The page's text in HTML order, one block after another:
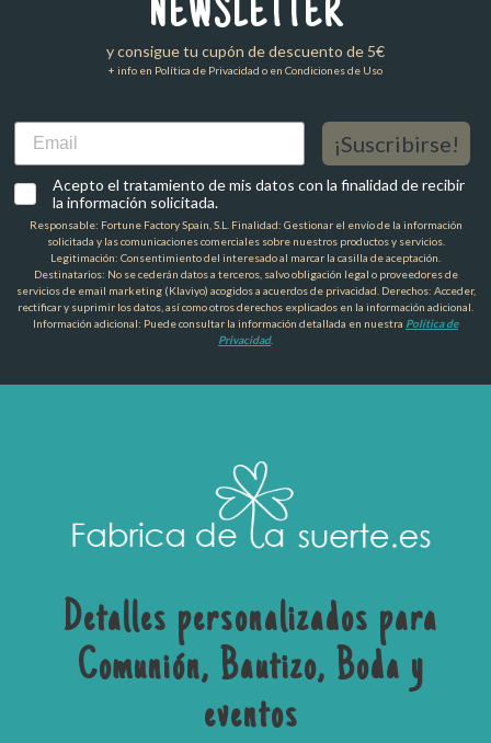
NEWSLETTER
y consigue tu cupón de descuento de 5€
+ info en Política de Privacidad o en Condiciones de Uso
Email
¡Suscribirse!
Acepto el tratamiento de mis datos con la finalidad de recibir
la información solicitada.
Responsable: Fortune Factory Spain, S.L. Finalidad: Gestionar el envío de la información
solicitada y las comunicaciones comerciales sobre nuestros productos y servicios.
Legitimación: Consentimiento del interesado al marcar la casilla de aceptación.
Destinatarios: No se cederán datos a terceros, salvo obligación legal o proveedores de
servicios de email marketing (Klaviyo) acogidos a acuerdos de privacidad. Derechos: Acceder,
rectificar y suprimir los datos, así como otros derechos explicados en la información adicional.
Información adicional: Puede consultar la información detallada en nuestra Política de
Privacidad.
Detalles personalizados para
Comunión, Bautizo, Boda y
eventos